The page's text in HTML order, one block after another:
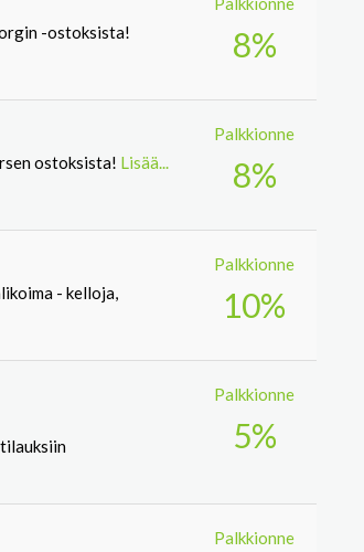
-ostoksista!
8%
ostoksista! Lisää...
Palkkionne
8%
- kelloja,
Palkkionne
10%
Palkkionne
5%
Palkkionne